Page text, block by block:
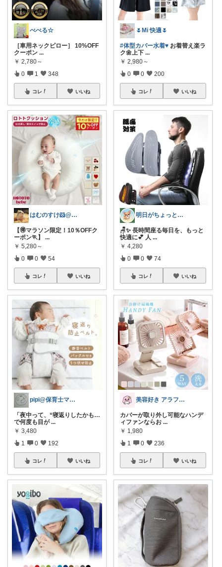
べべる☆
［車用ネックピロー］ 10%OFF
クーポン ...
￥ 2,780～
0 1 348
コレ いいね
はむのすけ🐹@美味しいもの&季節の商品
【🉐マラソン限定！10％OFFク
ーポン🏃】
...
￥ 5,280～
0 0 54
コレ いいね
pipi@保育士ママの趣味部屋
「夜中って、“寝返りしたかも…
で何度も目が ...
￥ 3,480
1 0 192
コレ いいね
🌷Mi 快適🌷
#体型カバー水着♥️ お着替え楽ラ
ク🌼上下 ...
￥ 2,980～
0 0 200
コレ いいね
明日がちょっと好きになる
🪑✨ 長時間座る毎日を、もっと
快適に💕 人 ...
￥ 4,280
0 0 74
コレ いいね
美容好き アラフォーめめ（アイコン変更）
カバーが取り外し可能なハンデ
ィファンならお ...
￥ 1,980
1 0 236
コレ いいね